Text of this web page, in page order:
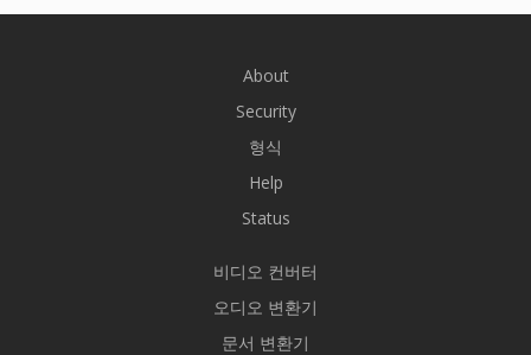
About
Security
형식
Help
Status
비디오 컨버터
오디오 변환기
문서 변환기